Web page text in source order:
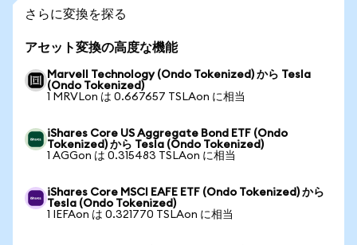
さらに変換を探る
アセット変換の高度な機能
Marvell Technology (Ondo Tokenized) から Tesla
(Ondo Tokenized)
1 MRVLon は 0.667657 TSLAon に相当
iShares Core US Aggregate Bond ETF (Ondo
Tokenized) から Tesla (Ondo Tokenized)
1 AGGon は 0.315483 TSLAon に相当
iShares Core MSCI EAFE ETF (Ondo Tokenized) から
Tesla (Ondo Tokenized)
1 IEFAon は 0.321770 TSLAon に相当